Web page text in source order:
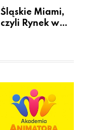
Śląskie Miami,
czyli Rynek w